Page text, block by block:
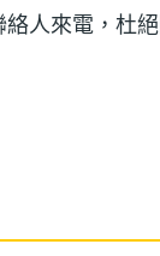
人來電，杜
定號碼發出求
BABY 兒